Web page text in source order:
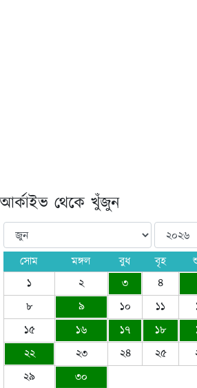
আর্কাইভ থেকে খুঁজুন
সোম মঙ্গল বুধ বৃহ
১
২ ৩ ৪
৮
৯ ১০ ১১
১৫
১৬ ১৭ ১৮
২২
২৩ ২৪ ২৫
২৯
৩০